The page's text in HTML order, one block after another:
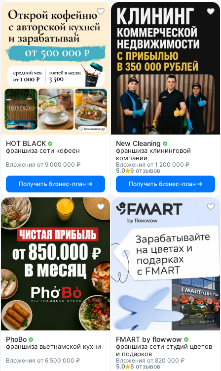
HOT BLACK
франшиза сети кофеен
Вложения от 9 000 000 ₽
Получить бизнес-план
New Cleaning
франшиза клининговой
компании
Вложения от 1 200 000 ₽
5.0
6 отзывов
Получить бизнес-план
PhoBo
франшиза вьетнамской кухни
Вложения от 6 500 000 ₽
FMART by flowwow
франшиза сети студий цветов
и подарков
Вложения от 820 000 ₽
5.0
8 отзывов